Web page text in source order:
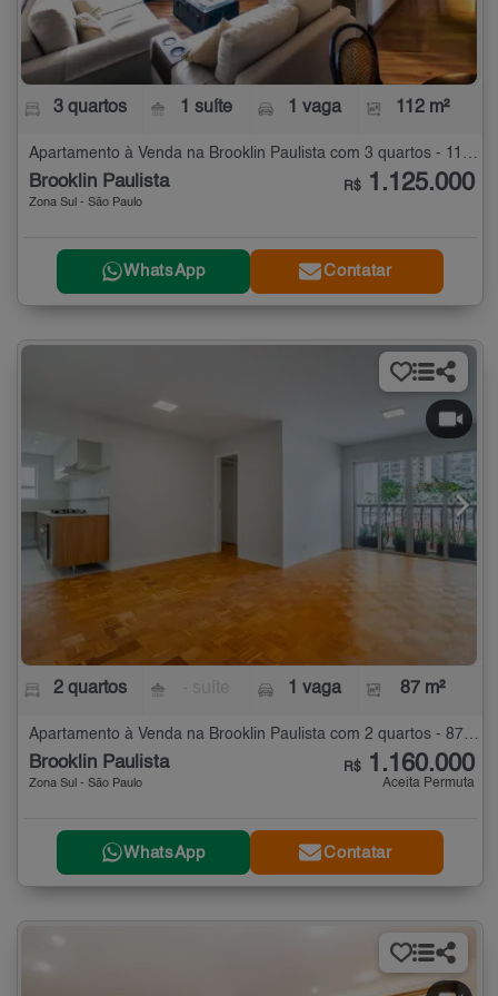
3 quartos 1 suíte 1 vaga 112 m²
Brooklin Paulista
Zona Sul - São Paulo
R$ 1.125.000
WhatsApp Contatar
2 quartos 1 vaga 87 m²
Apartamento à Venda na Brooklin Paulista com 2 quartos - 87 m²
Brooklin Paulista
Zona Sul - São Paulo
R$ 1.160.000
Aceita Permuta
WhatsApp Contatar